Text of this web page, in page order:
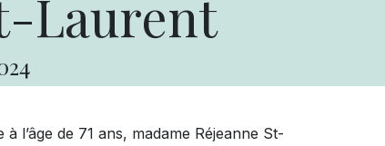
Laurent
l’âge de 71 ans, madame Réjeanne St-